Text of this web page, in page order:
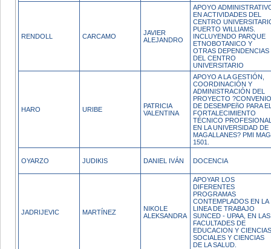
RENDOLL CARCAMO
JAVIER
ALEJANDRO
APOYO
EN ACTIVIDADES DEL
CENTRO
PUERTO WILLIAMS.
INCLUYENDO PARQUE
ETNOBOTANICO Y
OTRAS DEPENDENCIAS
DEL CENTRO
UNIVERSITARIO
HARO URIBE
PATRICIA
VALENTINA
APOYO A LA GESTIÓN,
COORDINACIÓN Y
ADMINISTRACIÓN DEL
PROYECTO ?CONVENIO
DE DESEMPEñO PARA
FORTALECIMIENTO
TÉCNICO
EN LA UNIVERSIDAD DE
MAGALLANES? PMI MAG
1501.
OYARZO JUDIKIS DANIEL IVÁN DOCENCIA
JADRIJEVIC MARTÍNEZ
NIKOLE
ALEKSANDRA
APOYAR LOS
DIFERENTES
PROGRAMAS
CONTEMPLADOS EN LA
LINEA DE TRABAJO
SUNCED - UPAA, EN LAS
FACULTADES DE
EDUCACION Y CIENCIAS
SOCIALES Y CIENCIAS
DE LA SALUD.